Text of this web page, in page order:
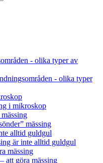
- olika typer av
- olika typer
i mikroskop
mässing
alltid guldgul
är inte alltid guldgul
mässing
att göra mässing